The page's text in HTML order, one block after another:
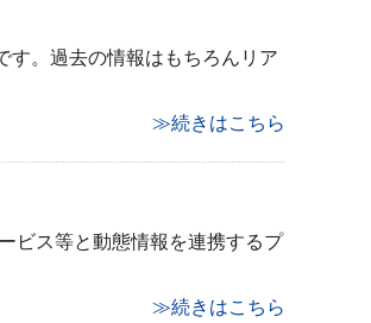
す。過去の情報はもちろんリア
≫続きはこちら
ビス等と動態情報を連携するプ
≫続きはこちら